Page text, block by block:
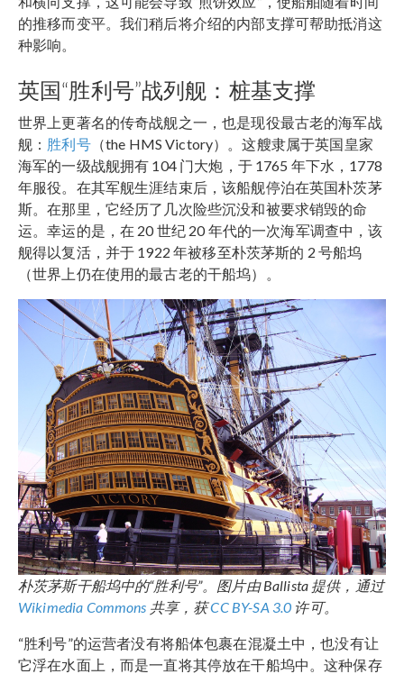
的推移而变平。我们稍后将介绍的内部支撑可帮助抵消这
种影响。
英国“胜利号”战列舰：桩基支撑
世界上更著名的传奇战舰之一，也是现役最古老的海军战
舰： 胜利号（the HMS Victory）。这艘隶属于英国皇家
海军的一级战舰拥有 104 门大炮，于 1765 年下水，1778
年服役。在其军舰生涯结束后，该船舰停泊在英国朴茨茅
斯。在那里，它经历了几次险些沉没和被要求销毁的命
运。幸运的是，在 20 世纪 20 年代的一次海军调查中，该
舰得以复活，并于 1922 年被移至朴茨茅斯的 2 号船坞
（世界上仍在使用的最古老的干船坞）。
朴茨茅斯干船坞中的“胜利号”。图片由 Ballista 提供，通过
Wikimedia Commons 共享，获CC BY-SA 3.0 许可。
“胜利号”的运营者没有将船体包裹在混凝土中，也没有让
它浮在水面上，而是一直将其停放在干船坞中。这种保存